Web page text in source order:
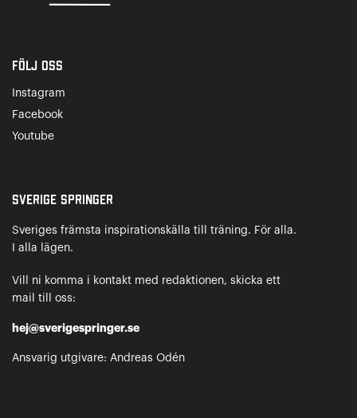
Följ oss
Instagram
Facebook
Youtube
Sverige Springer
Sveriges främsta inspirationskälla till träning. För alla.
I alla lägen.
Vill ni komma i kontakt med redaktionen, skicka ett
mail till oss:
hej@sverigespringer.se
Ansvarig utgivare: Andreas Odén